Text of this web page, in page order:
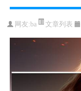
网友:ba 文章列表